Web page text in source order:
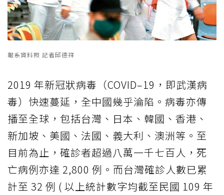
報系資料照 記者邱德祥
2019 年新冠狀病毒（COVID–19，即武漢病
毒）快速蔓延，全中國幾乎淪陷。病毒亦傳
播至全球，包括台灣、日本、韓國、香港、
新加坡、美國、法國、義大利、澳洲等。至
目前為止，確診者超過八萬一千七百人，死
亡病例亦達 2,800 例。而台灣確診人數已累
計至 32 例 ( 以上統計數字均截至民國 109 年